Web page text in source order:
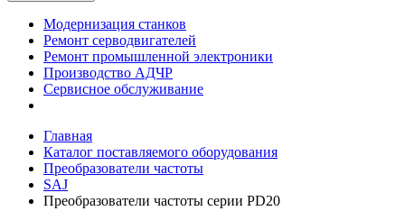
Модернизация станков
Ремонт серводвигателей
Ремонт промышленной электроники
Производство АДЧР
Сервисное обслуживание
Главная
Каталог поставляемого оборудования
Преобразователи частоты
SAJ
Преобразователи частоты серии PD20